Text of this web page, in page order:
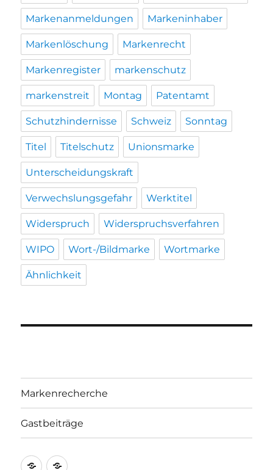
Markenanmeldungen Markeninhaber
Markenlöschung Markenrecht
Markenregister markenschutz
markenstreit Montag Patentamt
Schutzhindernisse Schweiz Sonntag
Titel Titelschutz Unionsmarke
Unterscheidungskraft
Verwechslungsgefahr Werktitel
Widerspruch Widerspruchsverfahren
WIPO Wort-/Bildmarke Wortmarke
Ähnlichkeit
Markenrecherche
Gastbeiträge
Markenrecherche
Gastbeiträge